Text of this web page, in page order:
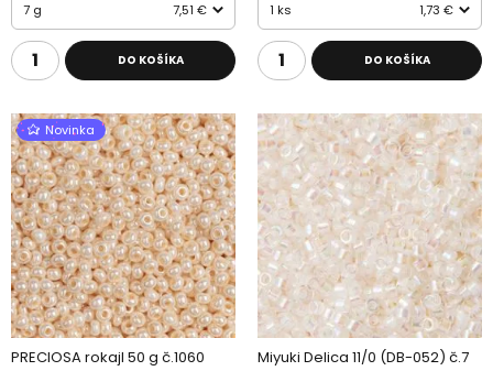
7 g 7,51 €
DO KOŠÍKA
1 ks 1,73 €
DO KOŠÍKA
Novinka
PRECIOSA rokajl 50 g č.1060 Miyuki Delica 11/0 (DB-052) č.7